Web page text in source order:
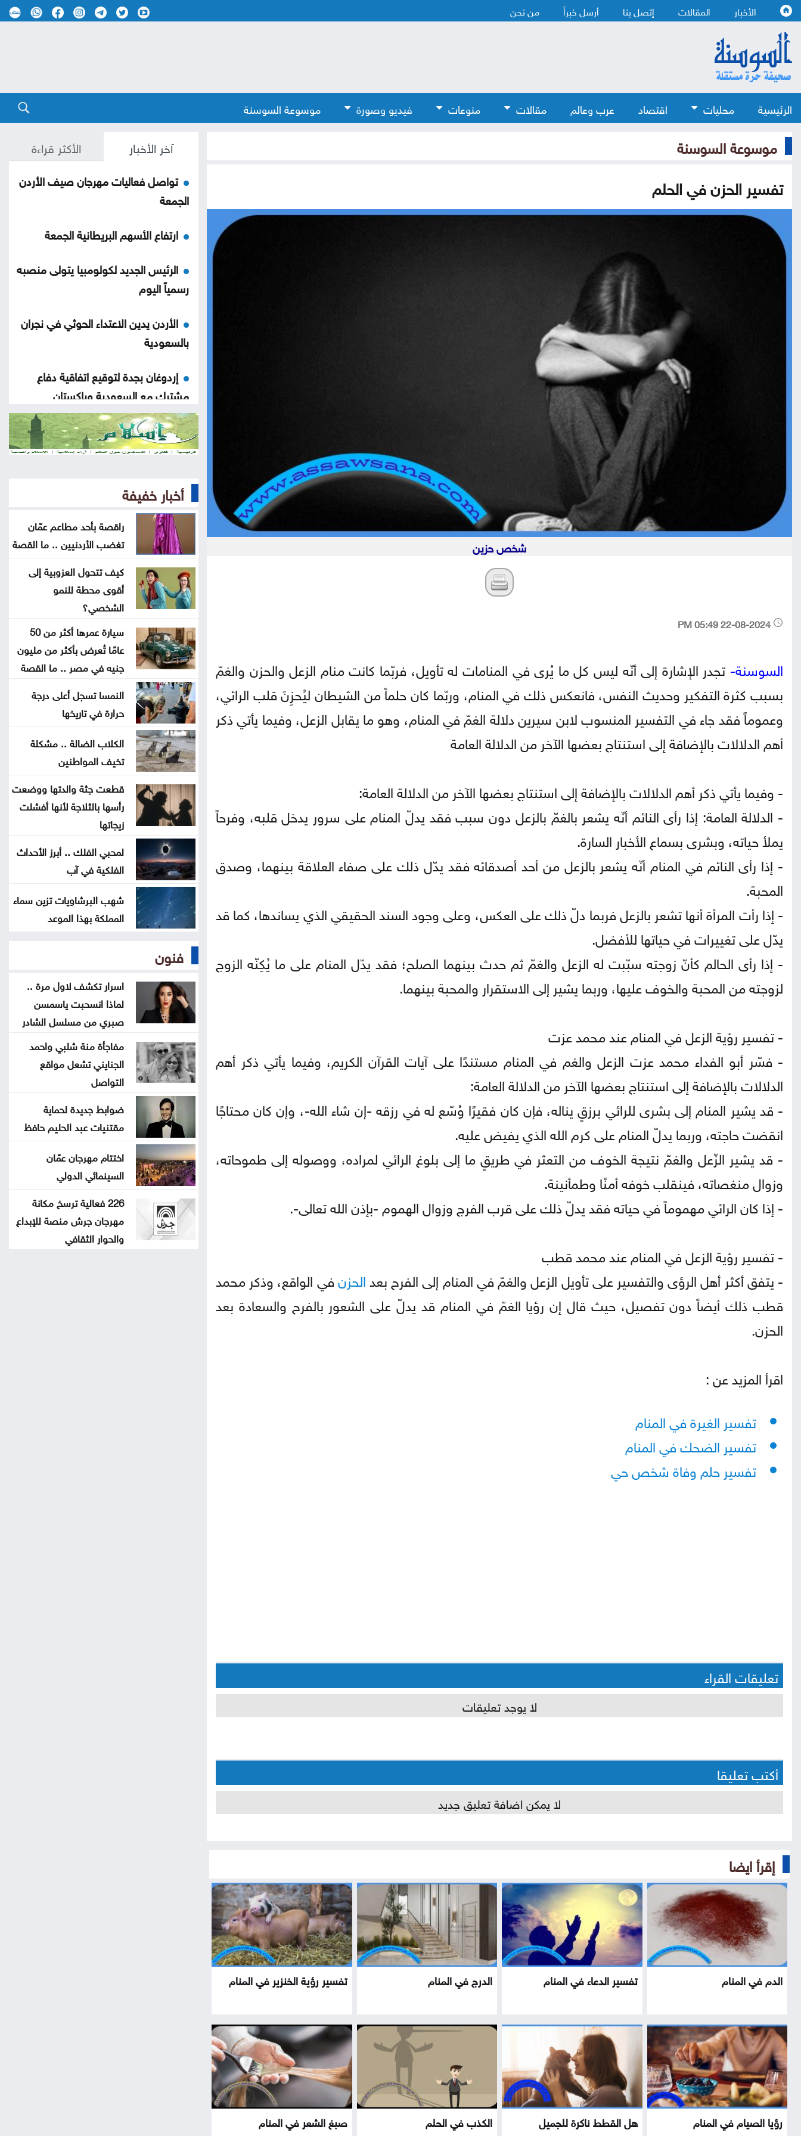
الأخبار المقالات إتصل بنا أرسل خبراً من نحن
الرئيسية محليات اقتصاد عرب وعالم مقالات منوعات فيديو وصورة موسوعة السوسنة
موسوعة السوسنة
تفسير الحزن في الحلم
شخص حزين
السوسنة- تجدر الإشارة إلى أنّه ليس كل ما يُرى في المنامات له تأويل، فربّما كانت منام الزعل والحزن والغمّ
بسبب كثرة التفكير وحديث النفس، فانعكس ذلك في المنام، وربّما كان حلماً من الشيطان ليُحزِنَ قلب الرائي،
وعموماً فقد جاء في التفسير المنسوب لابن سيرين دلالة الغمّ في المنام، وهو ما يقابل الزعل، وفيما يأتي ذكر
أهم الدلالات بالإضافة إلى استنتاج بعضها الآخر من الدلالة العامة
- وفيما يأتي ذكر أهم الدلالات بالإضافة إلى استنتاج بعضها الآخر من الدلالة العامة:
- الدلالة العامة: إذا رأى النائم أنّه يشعر بالغمّ بالزعل دون سبب فقد يدلّ المنام على سرور يدخل قلبه، وفرحاً
يملأ حياته، وبشرى بسماع الأخبار السارة.
- إذا رأى النائم في المنام أنّه يشعر بالزعل من أحد أصدقائه فقد يدّل ذلك على صفاء العلاقة بينهما، وصدق
المحبة.
- إذا رأت المرأة أنها تشعر بالزعل فربما دلّ ذلك على العكس، وعلى وجود السند الحقيقي الذي يساندها، كما قد
يدّل على تغييرات في حياتها للأفضل.
- إذا رأى الحالم كأنّ زوجته سبّبت له الزعل والغمّ ثم حدث بينهما الصلح؛ فقد يدّل المنام على ما يُكِنّه الزوج
لزوجته من المحبة والخوف عليها، وربما يشير إلى الاستقرار والمحبة بينهما.
- تفسير رؤية الزعل في المنام عند محمد عزت
- فسّر أبو الفداء محمد عزت الزعل والغم في المنام مستندًا على آيات القرآن الكريم، وفيما يأتي ذكر أهم
الدلالات بالإضافة إلى استنتاج بعضها الآخر من الدلالة العامة:
- قد يشير المنام إلى بشرى للرائي برزقٍ يناله، فإن كان فقيرًا وُسّع له في رزقه -إن شاء الله-، وإن كان محتاجًا
انقضت حاجته، وربما يدلّ المنام على كرم الله الذي يفيض عليه.
- قد يشير الزّعل والغمّ نتيجة الخوف من التعثر في طريقٍ ما إلى بلوغ الرائي لمراده، ووصوله إلى طموحاته،
وزوال منغصاته، فينقلب خوفه أمنًا وطمأنينة.
- إذا كان الرائي مهموماً في حياته فقد يدلّ ذلك على قرب الفرج وزوال الهموم -بإذن الله تعالى-.
- تفسير رؤية الزعل في المنام عند محمد قطب
- يتفق أكثر أهل الرؤى والتفسير على تأويل الزعل والغمّ في المنام إلى الفرح بعدالحزنفي الواقع، وذكر محمد
قطب ذلك أيضاً دون تفصيل، حيث قال إن رؤيا الغمّ في المنام قد يدلّ على الشعور بالفرح والسعادة بعد
الحزن.
اقرأ المزيد عن :
تفسير الغيرة في المنام
تفسير الضحك في المنام
تفسير حلم وفاة شخص حي
تعليقات القراء
لا يوجد تعليقات
أكتب تعليقا
لا يمكن اضافة تعليق جديد
إقرأ ايضا
الدم في المنام تفسير الدعاء في المنام الدرج في المنام تفسير رؤية الخنزير في المنام
رؤيا الصيام في المنام هل القطط ناكرة للجميل الكذب في الحلم صبغ الشعر في المنام
آخر الأخبار الأكثر قراءة
تواصل فعاليات مهرجان صيف الأردن
الجمعة
ارتفاع الأسهم البريطانية الجمعة
الرئيس الجديد لكولومبيا يتولى منصبه
رسمياً اليوم
الأردن يدين الاعتداء الحوثي في نجران
بالسعودية
إردوغان بجدة لتوقيع اتفاقية دفاع
مشترك مع السعودية وباكستان
ارتفاع كبير في الصادرات والواردات
الصينية
للجيش اللبناني بالمنصوري
خلّف قتلى وجرحى .. هجوم حوثي
بالمسيّرات على مأرب
العثور على جثة شخص داخل حفرة في
الكورة
الاحتلال يقصف بلدة ميس الجبل
جنوبي لبنان
فينيسيوس جونيور يمدد عقده مع
ريال مدريد
ارتفاع عدد إصابات إيبولا إلى أكثر من
4 آلاف بالكونغو
راقصة بأحد مطاعم عمّان تغضب
الأردنيين .. ما القصة
تراجع حركة الملاحة عبر مضيق هرمز
شخصاً بحادث إطلاق نار داخل مدرسة
أخبار خفيفة
راقصة بأحد مطاعم عمّان
تغضب الأردنيين .. ما القصة
كيف تتحول العزوبية إلى
أقوى محطة للنمو
الشخصي؟
سيارة عمرها أكثر من 50
عامًا تُعرض بأكثر من مليون
جنيه في مصر .. ما القصة
النمسا تسجل أعلى درجة
حرارة في تاريخها
الكلاب الضالة .. مشكلة
تخيف المواطنين
قطعت جثة والدتها ووضعت
رأسها بالثلاجة لأنها أفشلت
زيجاتها
لمحبي الفلك .. أبرز الأحداث
الفلكية في آب
شهب البرشاويات تزين سماء
المملكة بهذا الموعد
فنون
اسرار تكشف لاول مرة ..
لماذا انسحبت ياسمسن
صبري من مسلسل الشادر
مفاجأة منة شلبي واحمد
الجنايني تشعل مواقع
التواصل
ضوابط جديدة لحماية
مقتنيات عبد الحليم حافظ
اختتام مهرجان عمّان
السينمائي الدولي
226 فعالية ترسخ مكانة
مهرجان جرش منصة للإبداع
والحوار الثقافي